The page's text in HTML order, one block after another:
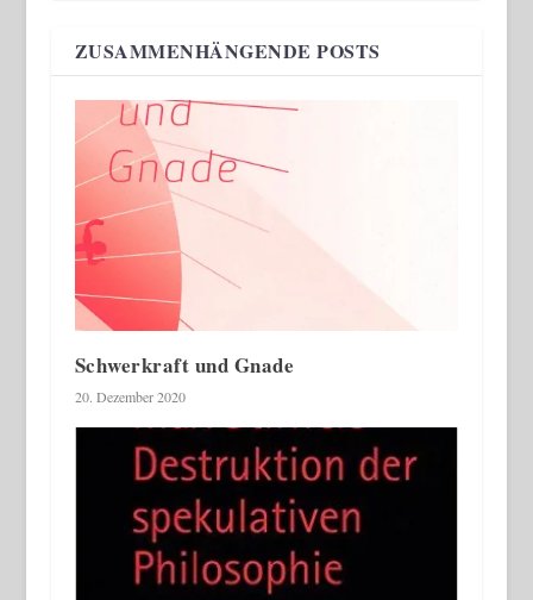
ZUSAMMENHÄNGENDE POSTS
Schwerkraft und Gnade
20. Dezember 2020